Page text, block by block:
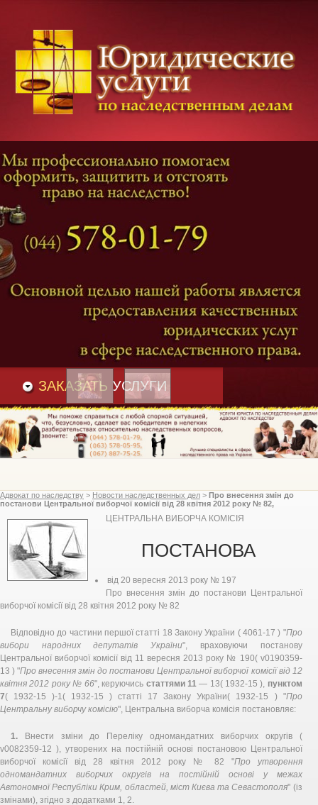
Категории дел
Наследование и Завещание
Оформление наследства
Оспаривание наследства
Адвокат наследственные дела
и Вакансии
ЗАКАЗАТЬ УСЛУГИ
Адвокат по наследству > Новости наследственных дел > Про внесення змін до
постанови Центральної виборчої комісії від 28 квітня 2012 року № 82,
ЦЕНТРАЛЬНА ВИБОРЧА КОМІСІЯ
ПОСТАНОВА
від 20 вересня 2013 року № 197
Про внесення змін до постанови Центральної
виборчої комісії від 28 квітня 2012 року № 82
Відповідно до частини першої статті 18 Закону України ( 4061-17 ) "Про
вибори народних депутатів України", враховуючи постанову
Центральної виборчої комісії від 11 вересня 2013 року № 190( v0190359-
13 ) "Про внесення змін до постанови Центральної виборчої комісії від 12
квітня 2012 року № 66", керуючись статтями 11— 13( 1932-15 ), пунктом
7( 1932-15 )-1( 1932-15 ) статті 17 Закону України( 1932-15 ) "Про
Центральну виборчу комісію", Центральна виборча комісія постановляє:
1. Внести зміни до Переліку одномандатних виборчих округів (
v0082359-12 ), утворених на постійній основі постановою Центральної
виборчої комісії від 28 квітня 2012 року № 82 "Про утворення
одномандатних виборчих округів на постійній основі у межах
Автономної Республіки Крим, областей, міст Києва та Севастополя" (із
змінами), згідно з додатками 1, 2.